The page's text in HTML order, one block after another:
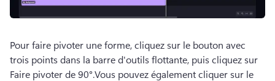
Pour faire pivoter une forme, cliquez sur le bouton avec
trois points dans la barre d'outils flottante, puis cliquez sur
Faire pivoter de 90°.Vous pouvez également cliquer sur le